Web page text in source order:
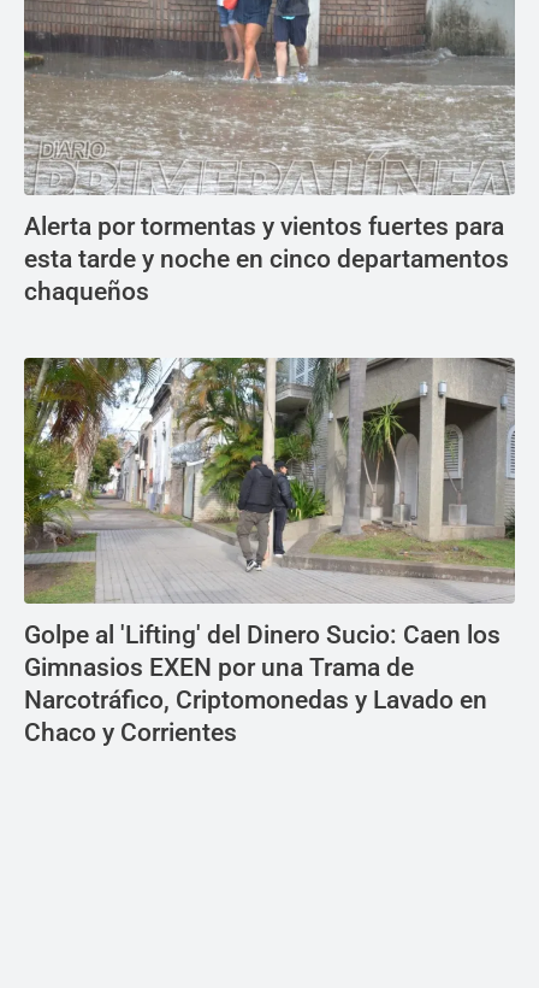
Alerta por tormentas y vientos fuertes para
esta tarde y noche en cinco departamentos
chaqueños
Golpe al 'Lifting' del Dinero Sucio: Caen los
Gimnasios EXEN por una Trama de
Narcotráfico, Criptomonedas y Lavado en
Chaco y Corrientes